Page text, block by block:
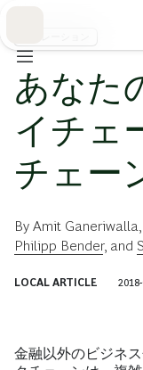
あなた
イチェ
チェー
By Amit Ganeriwalla
Philipp Bender, and
LOCAL ARTICLE
金融以外のビジネ